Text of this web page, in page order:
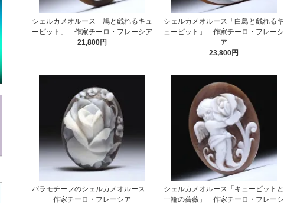
シェルカメオルース「鳩と戯れるキュ
ーピット」 作家チーロ・フレーシア
21,800円
シェルカメオルース「白鳥と戯れるキ
ューピット」 作家チーロ・フレーシ
ア
23,800円
バラモチーフのシェルカメオルース
作家チーロ・フレーシア
シェルカメオルース「キューピットと
一輪の薔薇」 作家チーロ・フレーシ